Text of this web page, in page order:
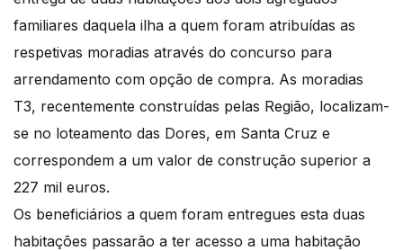
familiares daquela ilha a quem foram atribuídas as
respetivas moradias através do concurso para
arrendamento com opção de compra. As moradias
T3, recentemente construídas pelas Região, localizam-
se no loteamento das Dores, em Santa Cruz e
correspondem a um valor de construção superior a
227 mil euros.
Os beneficiários a quem foram entregues esta duas
habitações passarão a ter acesso a uma habitação